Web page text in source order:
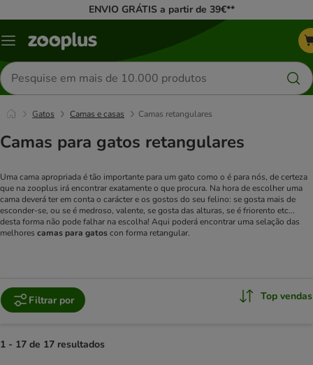
ENVIO GRÁTIS a partir de 39€**
Menu
Pesquisar
produtos
Gatos Camas e casas Camas retangulares
Camas para gatos retangulares
Uma cama apropriada é tão importante para um gato como o é para nós, de certeza
que na zooplus irá encontrar exatamente o que procura. Na hora de escolher uma
cama deverá ter em conta o carácter e os gostos do seu felino: se gosta mais de
esconder-se, ou se é medroso, valente, se gosta das alturas, se é friorento etc...
desta forma não pode falhar na escolha! Aqui poderá encontrar uma selação das
melhores camas para gatoscon forma retangular.
Filtrar por Top vendas
1 - 17 de 17 resultados